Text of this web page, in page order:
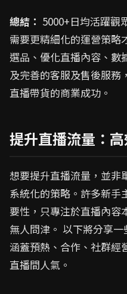
總結： 5000+日均活躍觀
需要更精細化的運營策略
選品、優化直播內容、數
及完善的客服及售後服務
直播帶貨的商業成功。
提升直播流量：
想要提升直播流量，並非
系統化的策略。許多新手
要性，只專注於直播內容
無人問津。 以下將分享
涵蓋預熱、合作、社群經
直播間人氣。